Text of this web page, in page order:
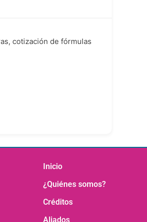
cotización de fórmulas
Inicio
¿Quiénes somos?
Créditos
Aliados